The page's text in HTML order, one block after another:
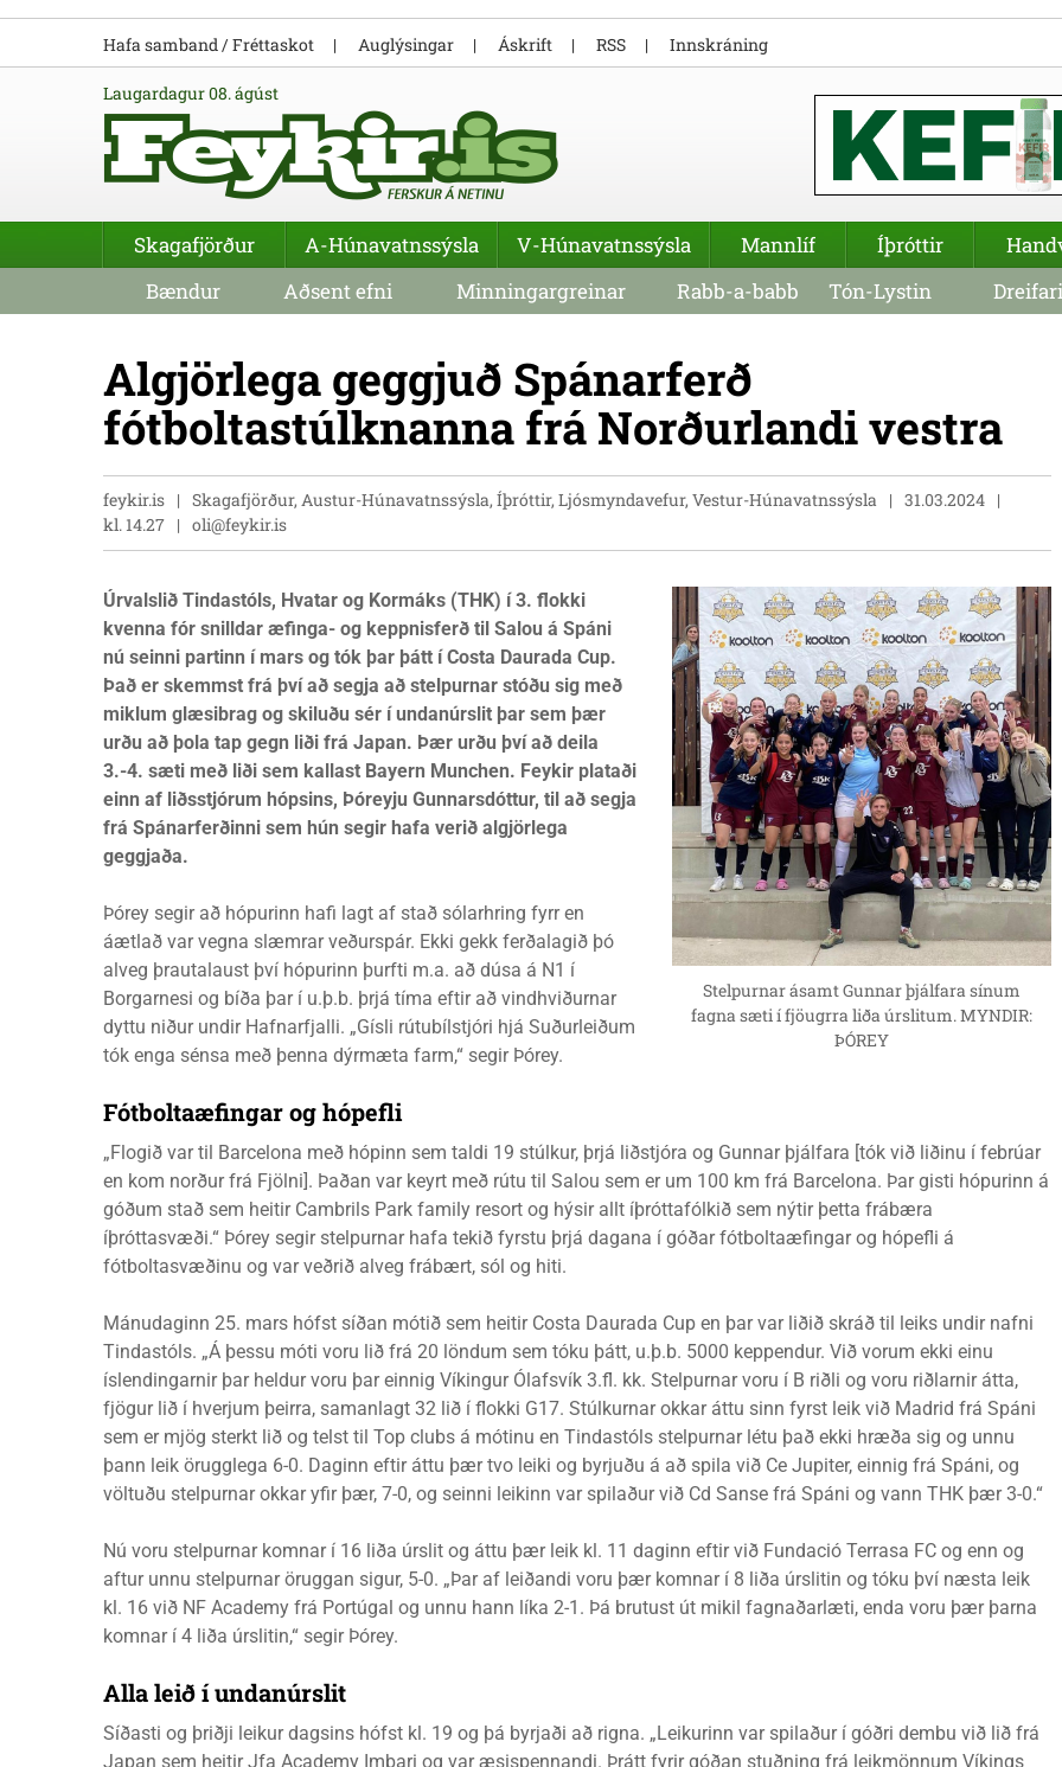
laugardagur 08. ágúst
Algjörlega geggjuð Spánarferð
fótboltastúlknanna frá Norðurlandi vestra
feykir.is Skagafjörður, Austur-Húnavatnssýsla, Íþróttir, Ljósmyndavefur, Vestur-Húnavatnssýsla
31.03.2024
kl. 14.27
oli@feykir.is
Stelpurnar ásamt Gunnar þjálfara sínum
fagna sæti í fjöugrra liða úrslitum. MYNDIR:
ÞÓREY
Úrvalslið Tindastóls, Hvatar og Kormáks (THK) í 3. flokki
kvenna fór snilldar æfinga- og keppnisferð til Salou á Spáni
nú seinni partinn í mars og tók þar þátt í Costa Daurada Cup.
Það er skemmst frá því að segja að stelpurnar stóðu sig með
miklum glæsibrag og skiluðu sér í undanúrslit þar sem þær
urðu að þola tap gegn liði frá Japan. Þær urðu því að deila
3.-4. sæti með liði sem kallast Bayern Munchen. Feykir plataði
einn af liðsstjórum hópsins, Þóreyju Gunnarsdóttur, til að segja
frá Spánarferðinni sem hún segir hafa verið algjörlega
geggjaða.
Þórey segir að hópurinn hafi lagt af stað sólarhring fyrr en
áætlað var vegna slæmrar veðurspár. Ekki gekk ferðalagið þó
alveg þrautalaust því hópurinn þurfti m.a. að dúsa á N1 í
Borgarnesi og bíða þar í u.þ.b. þrjá tíma eftir að vindhviðurnar
dyttu niður undir Hafnarfjalli. „Gísli rútubílstjóri hjá Suðurleiðum
tók enga sénsa með þenna dýrmæta farm,“ segir Þórey.
Fótboltaæfingar og hópefli
„Flogið var til Barcelona með hópinn sem taldi 19 stúlkur, þrjá liðstjóra og Gunnar þjálfara [tók við liðinu í febrúar
en kom norður frá Fjölni]. Þaðan var keyrt með rútu til Salou sem er um 100 km frá Barcelona. Þar gisti hópurinn á
góðum stað sem heitir Cambrils Park family resort og hýsir allt íþróttafólkið sem nýtir þetta frábæra
íþróttasvæði.“ Þórey segir stelpurnar hafa tekið fyrstu þrjá dagana í góðar fótboltaæfingar og hópefli á
fótboltasvæðinu og var veðrið alveg frábært, sól og hiti.
Mánudaginn 25. mars hófst síðan mótið sem heitir Costa Daurada Cup en þar var liðið skráð til leiks undir nafni
Tindastóls. „Á þessu móti voru lið frá 20 löndum sem tóku þátt, u.þ.b. 5000 keppendur. Við vorum ekki einu
íslendingarnir þar heldur voru þar einnig Víkingur Ólafsvík 3.fl. kk. Stelpurnar voru í B riðli og voru riðlarnir átta,
fjögur lið í hverjum þeirra, samanlagt 32 lið í flokki G17. Stúlkurnar okkar áttu sinn fyrst leik við Madrid frá Spáni
sem er mjög sterkt lið og telst til Top clubs á mótinu en Tindastóls stelpurnar létu það ekki hræða sig og unnu
þann leik örugglega 6-0. Daginn eftir áttu þær tvo leiki og byrjuðu á að spila við Ce Jupiter, einnig frá Spáni, og
völtuðu stelpurnar okkar yfir þær, 7-0, og seinni leikinn var spilaður við Cd Sanse frá Spáni og vann THK þær 3-0.“
Nú voru stelpurnar komnar í 16 liða úrslit og áttu þær leik kl. 11 daginn eftir við Fundació Terrasa FC og enn og
aftur unnu stelpurnar öruggan sigur, 5-0. „Þar af leiðandi voru þær komnar í 8 liða úrslitin og tóku því næsta leik
kl. 16 við NF Academy frá Portúgal og unnu hann líka 2-1. Þá brutust út mikil fagnaðarlæti, enda voru þær þarna
komnar í 4 liða úrslitin,“ segir Þórey.
Alla leið í undanúrslit
Síðasti og þriðji leikur dagsins hófst kl. 19 og þá byrjaði að rigna. „Leikurinn var spilaður í góðri dembu við lið frá
Japan sem heitir Jfa Academy Imbari og var æsispennandi. Þrátt fyrir góðan stuðning frá leikmönnum Víkings
Hafa samband / Fréttaskot Auglýsingar Áskrift RSS Innskráning
Skagafjörður A-Húnavatnssýsla V-Húnavatnssýsla Mannlíf Íþróttir
Bændur
Aðsent efni Minningargreinar Rabb-a-babb Tón-Lystin